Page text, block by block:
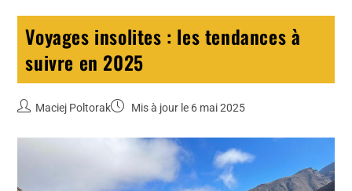
Voyages insolites : les tendances à
suivre en 2025
Maciej Poltorak Mis à jour le 6 mai 2025